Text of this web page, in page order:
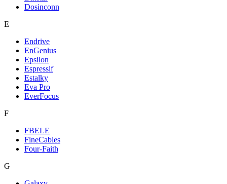
Dosinconn
E
Endrive
EnGenius
Epsilon
Espressif
Estalky
Eva Pro
EverFocus
F
FBELE
FineCables
Four-Faith
G